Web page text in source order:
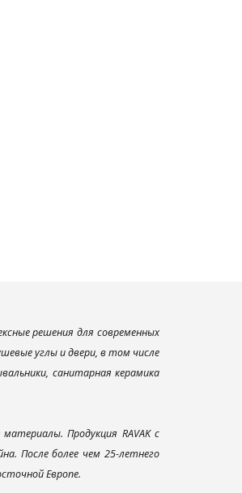
решения для современных
углы и двери, в том числе
санитарная керамика
Продукция RAVAK с
После более чем 25-летнего
Европе.